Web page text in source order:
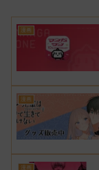
漫画
漫画
漫画